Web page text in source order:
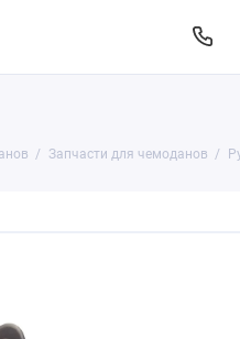
Запчасти для чемоданов